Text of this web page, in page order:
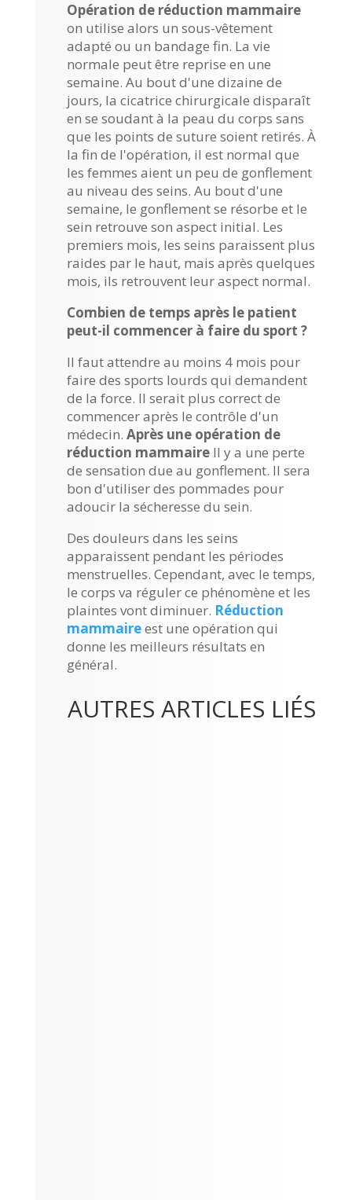
Opération de réduction mammaire
on utilise alors un sous-vêtement
adapté ou un bandage fin. La vie
normale peut être reprise en une
semaine. Au bout d'une dizaine de
jours, la cicatrice chirurgicale disparaît
en se soudant à la peau du corps sans
que les points de suture soient retirés. À
la fin de l'opération, il est normal que
les femmes aient un peu de gonflement
au niveau des seins. Au bout d'une
semaine, le gonflement se résorbe et le
sein retrouve son aspect initial. Les
premiers mois, les seins paraissent plus
raides par le haut, mais après quelques
mois, ils retrouvent leur aspect normal.
Combien de temps après le patient
peut-il commencer à faire du sport ?
Il faut attendre au moins 4 mois pour
faire des sports lourds qui demandent
de la force. Il serait plus correct de
commencer après le contrôle d'un
médecin. Après une opération de
réduction mammaireIl y a une perte
de sensation due au gonflement. Il sera
bon d'utiliser des pommades pour
adoucir la sécheresse du sein.
Des douleurs dans les seins
apparaissent pendant les périodes
menstruelles. Cependant, avec le temps,
le corps va réguler ce phénomène et les
plaintes vont diminuer. Réduction
mammaireest une opération qui
donne les meilleurs résultats en
général.
AUTRES ARTICLES LIÉS